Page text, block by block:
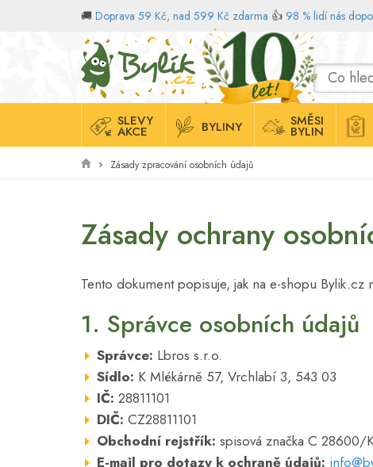
🚚 Doprava 59 Kč, nad 599 Kč zdarma 👍 98 % lidí nás
Domů
SLEVY
AKCE BYLINY SMĚSI
BYLIN
Zásady zpracování osobních údajů
Zásady ochrany
Tento dokument popisuje, jak na e-shopu
1. Správce osobních údajů
Správce: Lbros s.r.o.
Sídlo: K Mlékárně 57, Vrchlabí 3, 543 03
IČ: 28811101
DIČ: CZ28811101
Obchodní rejstřík: spisová značka C 28600/
E-mail pro dotazy k ochraně údajů: